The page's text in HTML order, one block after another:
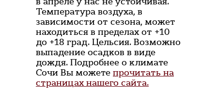
Температура воздуха, в
зависимости от сезона, может
находиться в пределах от +10
до +18 град. Цельсия. Возможно
выпадение осадков в виде
дождя. Подробнее о климате
Сочи Вы можете прочитать на
страницах нашего сайта.